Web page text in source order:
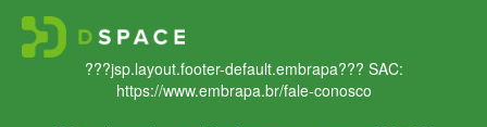
???jsp.layout.footer-default.embrapa??? SAC:
https://www.embrapa.br/fale-conosco